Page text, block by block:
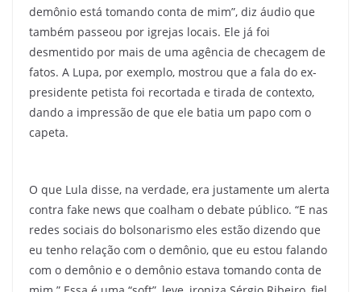
demônio está tomando conta de mim”, diz áudio que
também passeou por igrejas locais. Ele já foi
desmentido por mais de uma agência de checagem de
fatos. A Lupa, por exemplo, mostrou que a fala do ex-
presidente petista foi recortada e tirada de contexto,
dando a impressão de que ele batia um papo com o
capeta.
O que Lula disse, na verdade, era justamente um alerta
contra fake news que coalham o debate público. “E nas
redes sociais do bolsonarismo eles estão dizendo que
eu tenho relação com o demônio, que eu estou falando
com o demônio e o demônio estava tomando conta de